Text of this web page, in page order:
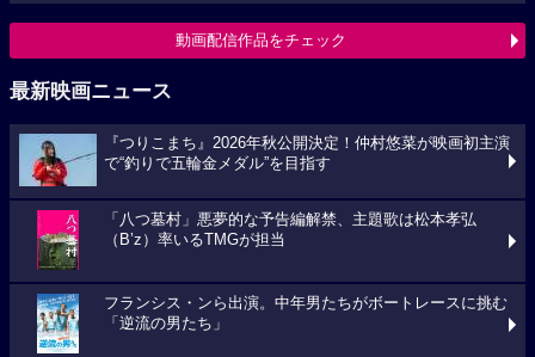
動画配信作品をチェック
最新映画ニュース
『つりこまち』2026年秋公開決定！仲村悠菜が映画初主演
で“釣りで五輪金メダル”を目指す
「八つ墓村」悪夢的な予告編解禁、主題歌は松本孝弘
（B’z）率いるTMGが担当
フランシス・ンら出演。中年男たちがボートレースに挑む
「逆流の男たち」